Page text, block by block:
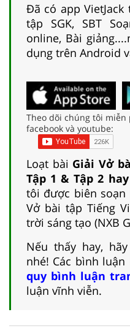
Đã có app
tập SGK, SBT
online, Bài
dụng trên Android
Theo dõi chúng tôi
facebook và youtube:
Loạt bài Giải Vở
Tập 1 & Tập 2
tôi được biên soạn
Vở bài tập Tiếng
trời sáng tạo (NXB
Nếu thấy hay,
nhé! Các bình
quy bình luận
luận vĩnh viễn.